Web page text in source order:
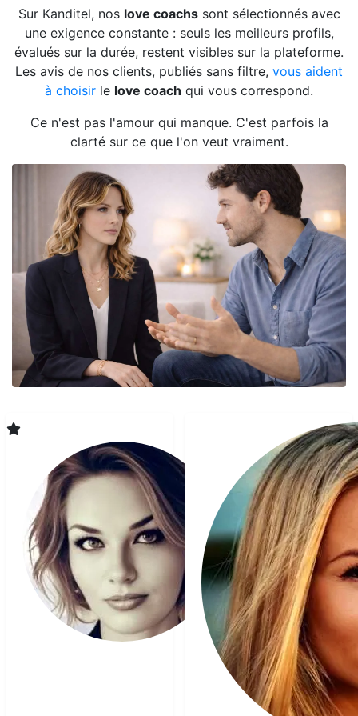
Sur Kanditel, nos love coachssont sélectionnés avec
une exigence constante : seuls les meilleurs profils,
évalués sur la durée, restent visibles sur la plateforme.
Les avis de nos clients, publiés sans filtre, vous aident
à choisir le love coach qui vous correspond.
Ce n'est pas l'amour qui manque. C'est parfois la
clarté sur ce que l'on veut vraiment.
Plume
Voyant